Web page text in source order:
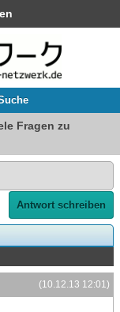
Fragen zu
Antwort schreiben
(10.12.13 12:01)